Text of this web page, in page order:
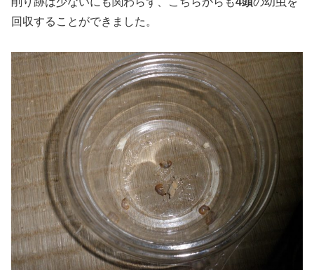
回収することができました。